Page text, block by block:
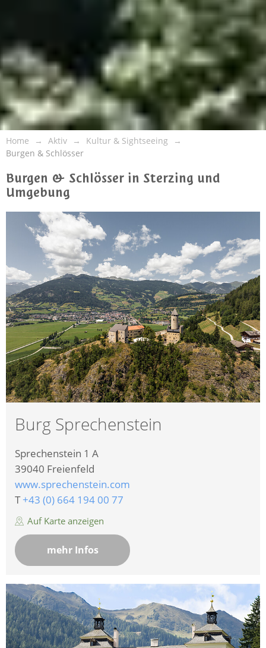
Home Aktiv
Kultur & Sightseeing
Burgen & Schlösser
Burgen & Schlösser in Sterzing und
Umgebung
Burg Sprechenstein
Sprechenstein 1 A
39040 Freienfeld
www.sprechenstein.com
T+43 (0) 664 194 00 77
Auf Karte anzeigen
mehr Infos